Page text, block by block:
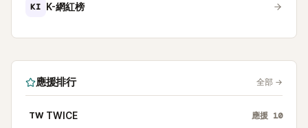
KI K-網紅榜
應援排行 全部 →
TW TWICE 應援 10